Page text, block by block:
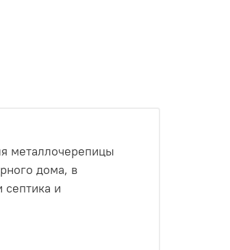
металлочерепицы
дома, в
и